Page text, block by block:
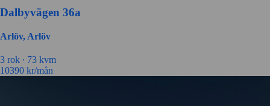
Dalbyvägen 36a
Arlöv, Arlöv
3 rok ∙ 73 kvm
10390 kr/mån